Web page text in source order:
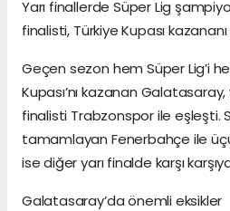
Yarı finallerde Süper Lig
finalisti, Türkiye Kupası
Geçen sezon hem Süper Lig’i
Kupası’nı kazanan
finalisti Trabzonspor ile eşleşti.
tamamlayan Fenerbahçe ile
ise diğer yarı finalde karşı
Galatasaray’da önemli eksikler